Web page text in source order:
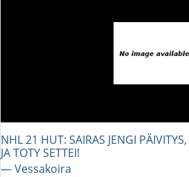
NHL 21 HUT: SAIRAS JENGI
JA TOTY SETTEI!
― Vessakoira